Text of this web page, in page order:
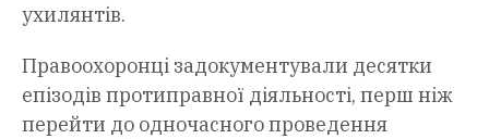
ухилянтів.
Правоохоронці задокументували десятки
епізодів протиправної діяльності, перш ніж
перейти до одночасного проведення